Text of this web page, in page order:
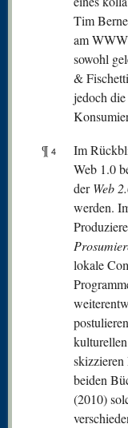
Tim
am
sowohl
&
jedoch
¶ 4
Im
Web 1.0
derWeb
werden.
lokale
beiden
(2010)